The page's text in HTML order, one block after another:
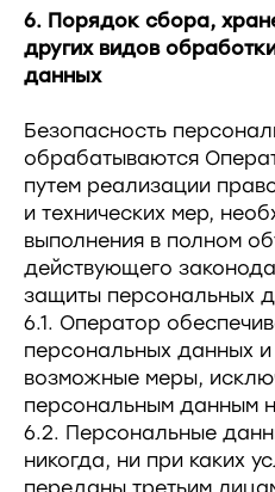
6. Порядок сбора,
других видов
данных
Безопасность
обрабатываются
путем реализации
и технических мер,
выполнения в полном
действующего
защиты персональных
6.1. Оператор
персональных данных
возможные меры,
персональным данным
6.2. Персональные
никогда, ни при каких